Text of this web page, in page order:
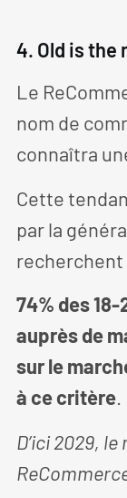
4. Old is the
Le
nom de
connaîtra
Cette
par la
recherchent
74% des
auprès de
sur le
à ce critère.
D’ici 2029,